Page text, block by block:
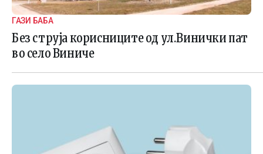
ГАЗИ БАБА
Без струја корисниците од ул.Винички пат
во село Виниче